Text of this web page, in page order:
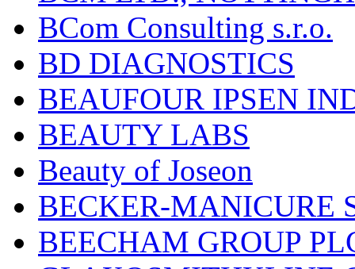
BCom Consulting s.r.o.
BD DIAGNOSTICS
BEAUFOUR IPSEN
BEAUTY LABS
Beauty of Joseon
BECKER-MANICURE
BEECHAM GROUP